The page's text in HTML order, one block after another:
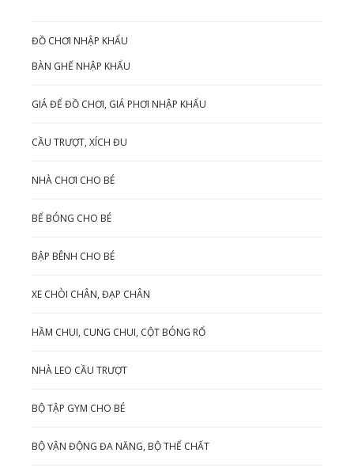
ĐỒ CHƠI NHẬP KHẨU
BÀN GHẾ NHẬP KHẨU
GIÁ ĐỂ ĐỒ CHƠI, GIÁ PHƠI NHẬP KHẨU
CẦU TRƯỢT, XÍCH ĐU
NHÀ CHƠI CHO BÉ
BỂ BÓNG CHO BÉ
BẬP BÊNH CHO BÉ
XE CHÒI CHÂN, ĐẠP CHÂN
HẦM CHUI, CUNG CHUI, CỘT BÓNG RỔ
NHÀ LEO CẦU TRƯỢT
BỘ TẬP GYM CHO BÉ
BỘ VẬN ĐỘNG ĐA NĂNG, BỘ THỂ CHẤT